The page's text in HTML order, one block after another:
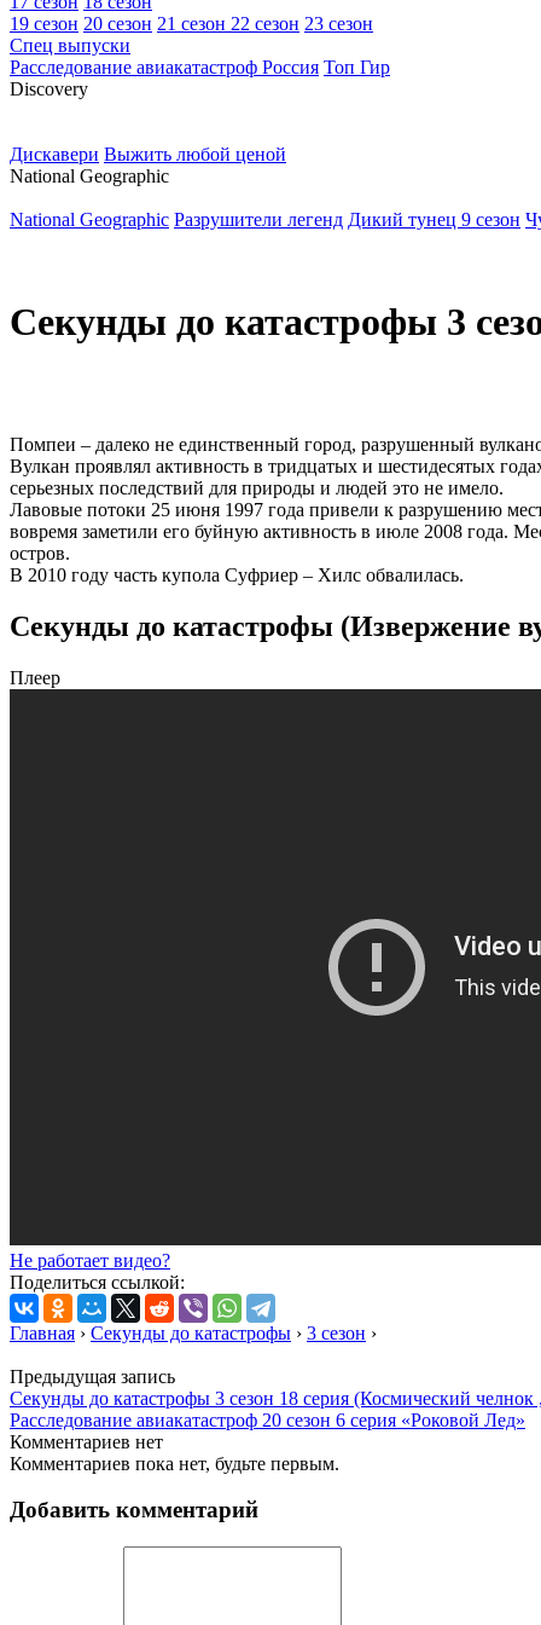
19 сезон 20 сезон 21 сезон 22 сезон 23 сезон
Спец выпуски
Расследование авиакатастроф Россия Топ Гир
Discovery
Дискавери Выжить любой ценой
National Geographic
National Geographic Разрушители легенд Дикий тунец 9 сезон
Секунды до катастрофы 3
Помпеи – далеко не единственный город, разрушенный
Вулкан проявлял активность в тридцатых и шестидесятых
серьезных последствий для природы и людей это не имело.
Лавовые потоки 25 июня 1997 года привели к разрушению
вовремя заметили его буйную активность в июле 2008 года.
остров.
В 2010 году часть купола Суфриер – Хилс обвалилась.
Секунды до катастрофы (Извержение
Плеер
Не работает видео?
Поделиться ссылкой:
Главная › Секунды до катастрофы › 3 сезон ›
Предыдущая запись
Секунды до катастрофы 3 сезон 18 серия (Космический челнок
Расследование авиакатастроф 20 сезон 6 серия «Роковой Лед»
Комментариев нет
Комментариев пока нет, будьте первым.
Добавить комментарий